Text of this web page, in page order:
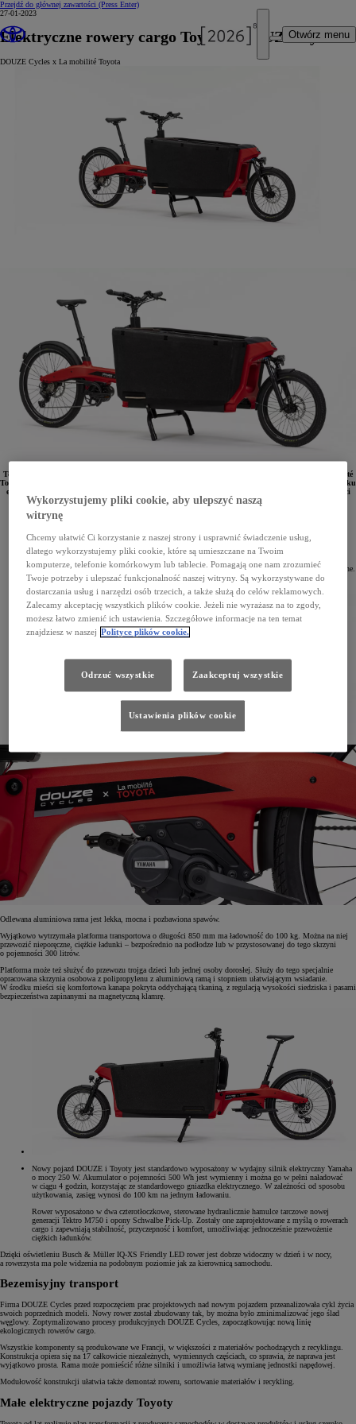
Przejdź do głównej zawartości (Press Enter)
Otwórz menu
27-01-2023
Elektryczne rowery cargo Toyoty i DOUZE Cycles
DOUZE Cycles x La mobilité Toyota
Toyota i DOUZE Cycles zaprezentowały nowy elektryczny rower cargo – DOUZE Cycles x La mobilité
Toyota. Łączy on funkcjonalność i trwałość z niskim śladem węglowym w całym cyklu życia. Na silniku
elektrycznym może pokonać do 100 km i przewieźć do 100 kg towaru. Rower będzie dostępny w sieci
dilerskiej Toyoty we Francji od września 2023 roku.
W lipcu 2022 roku Toyota France nawiązała współpracę z DOUZE Cycles, by wspólnie opracować
o ładowności do 100 kg i zasięgu na silniku elektrycznym do 100 km. To pierwszy model roweru
towarowego, który trafi do dystrybucji w sieci dilerskiej Toyoty we Francji. Będzie dostępny
w 300 salonach marki od września 2023 roku.
Nowy elektryczny rower cargo ma przestrzeń ładunkową przed kierownicą i wspomaganie elektryczne.
Można go z łatwością rozłożyć na dwie części – przednią i tylną, co ułatwia przechowywanie.
Odlewana aluminiowa rama jest lekka, mocna i pozbawiona spawów.
Wyjątkowo wytrzymała platforma transportowa o długości 850 mm ma ładowność do 100 kg. Można na niej
przewozić nieporęczne, ciężkie ładunki – bezpośrednio na podłodze lub w przystosowanej do tego skrzyni
o pojemności 300 litrów.
Platforma może też służyć do przewozu trojga dzieci lub jednej osoby dorosłej. Służy do tego specjalnie
opracowana skrzynia osobowa z polipropylenu z aluminiową ramą i stopniem ułatwiającym wsiadanie.
W środku mieści się komfortowa kanapa pokryta oddychającą tkaniną, z regulacją wysokości siedziska i pasami
bezpieczeństwa zapinanymi na magnetyczną klamrę.
Nowy pojazd DOUZE i Toyoty jest standardowo wyposażony w wydajny silnik elektryczny Yamaha
o mocy 250 W. Akumulator o pojemności 500 Wh jest wymienny i można go w pełni naładować
w ciągu 4 godzin, korzystając ze standardowego gniazdka elektrycznego. W zależności od sposobu
użytkowania, zasięg wynosi do 100 km na jednym ładowaniu.
Rower wyposażono w dwa czterotłoczkowe, sterowane hydraulicznie hamulce tarczowe nowej
generacji Tektro M750 i opony Schwalbe Pick-Up. Zostały one zaprojektowane z myślą o rowerach
cargo i zapewniają stabilność, przyczepność i komfort, umożliwiając jednocześnie przewożenie
ciężkich ładunków.
Dzięki oświetleniu Busch & Müller IQ-XS Friendly LED rower jest dobrze widoczny w dzień i w nocy,
a rowerzysta ma pole widzenia na podobnym poziomie jak za kierownicą samochodu.
Bezemisyjny transport
Firma DOUZE Cycles przed rozpoczęciem prac projektowych nad nowym pojazdem przeanalizowała cykl życia
swoich poprzednich modeli. Nowy rower został zbudowany tak, by można było zminimalizować jego ślad
węglowy. Zoptymalizowano procesy produkcyjnych DOUZE Cycles, zapoczątkowując nową linię
ekologicznych rowerów cargo.
Wszystkie komponenty są produkowane we Francji, w większości z materiałów pochodzących z recyklingu.
Konstrukcja opiera się na 17 całkowicie niezależnych, wymiennych częściach, co sprawia, że naprawa jest
wyjątkowo prosta. Rama może pomieścić różne silniki i umożliwia łatwą wymianę jednostki napędowej.
Modułowość konstrukcji ułatwia także demontaż roweru, sortowanie materiałów i recykling.
Małe elektryczne pojazdy Toyoty
Wykorzystujemy pliki cookie, aby ulepszyć naszą
witrynę
Chcemy ułatwić Ci korzystanie z naszej strony i usprawnić świadczenie usług,
dlatego wykorzystujemy pliki cookie, które są umieszczane na Twoim
komputerze, telefonie komórkowym lub tablecie. Pomagają one nam zrozumieć
Twoje potrzeby i ulepszać funkcjonalność naszej witryny. Są wykorzystywane do
dostarczania usług i narzędzi osób trzecich, a także służą do celów reklamowych.
Zalecamy akceptację wszystkich plików cookie. Jeżeli nie wyrażasz na to zgody,
możesz łatwo zmienić ich ustawienia. Szczegółowe informacje na ten temat
znajdziesz w naszej Polityce plików cookie.
Odrzuć wszystkie Zaakceptuj wszystkie
Ustawienia plików cookie